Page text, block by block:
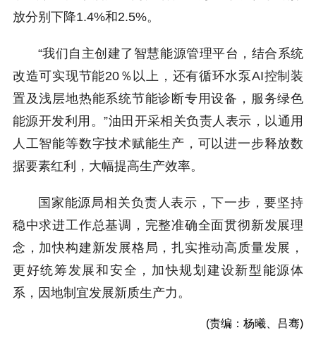
放分别下降1.4%和2.5%。
“我们自主创建了智慧能源管理平台，结合系统
改造可实现节能20％以上，还有循环水泵AI控制装
置及浅层地热能系统节能诊断专用设备，服务绿色
能源开发利用。”油田开采相关负责人表示，以通用
人工智能等数字技术赋能生产，可以进一步释放数
据要素红利，大幅提高生产效率。
国家能源局相关负责人表示，下一步，要坚持
稳中求进工作总基调，完整准确全面贯彻新发展理
念，加快构建新发展格局，扎实推动高质量发展，
更好统筹发展和安全，加快规划建设新型能源体
系，因地制宜发展新质生产力。
(责编：杨曦、吕骞)